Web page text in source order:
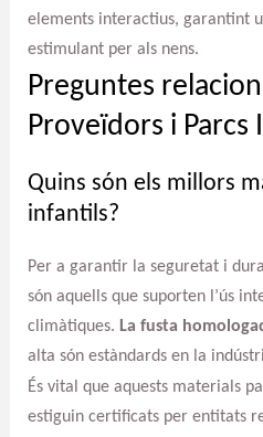
elements interactius, garantint
estimulant per als nens.
Preguntes
Proveïdors i Parcs
Quins són els millors
infantils?
Per a garantir la seguretat i
són aquells que suporten l’ús
climàtiques. La fusta
alta són estàndards en la
És vital que aquests materials
estiguin certificats per entitats